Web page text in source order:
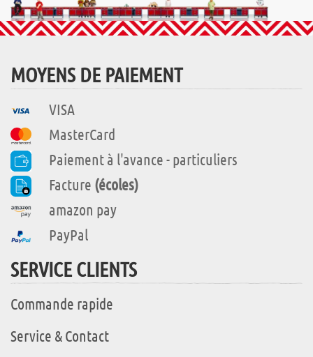
MOYENS DE PAIEMENT
VISA
MasterCard
Paiement à l'avance - particuliers
Facture (écoles)
amazon pay
PayPal
SERVICE CLIENTS
Commande rapide
Service & Contact